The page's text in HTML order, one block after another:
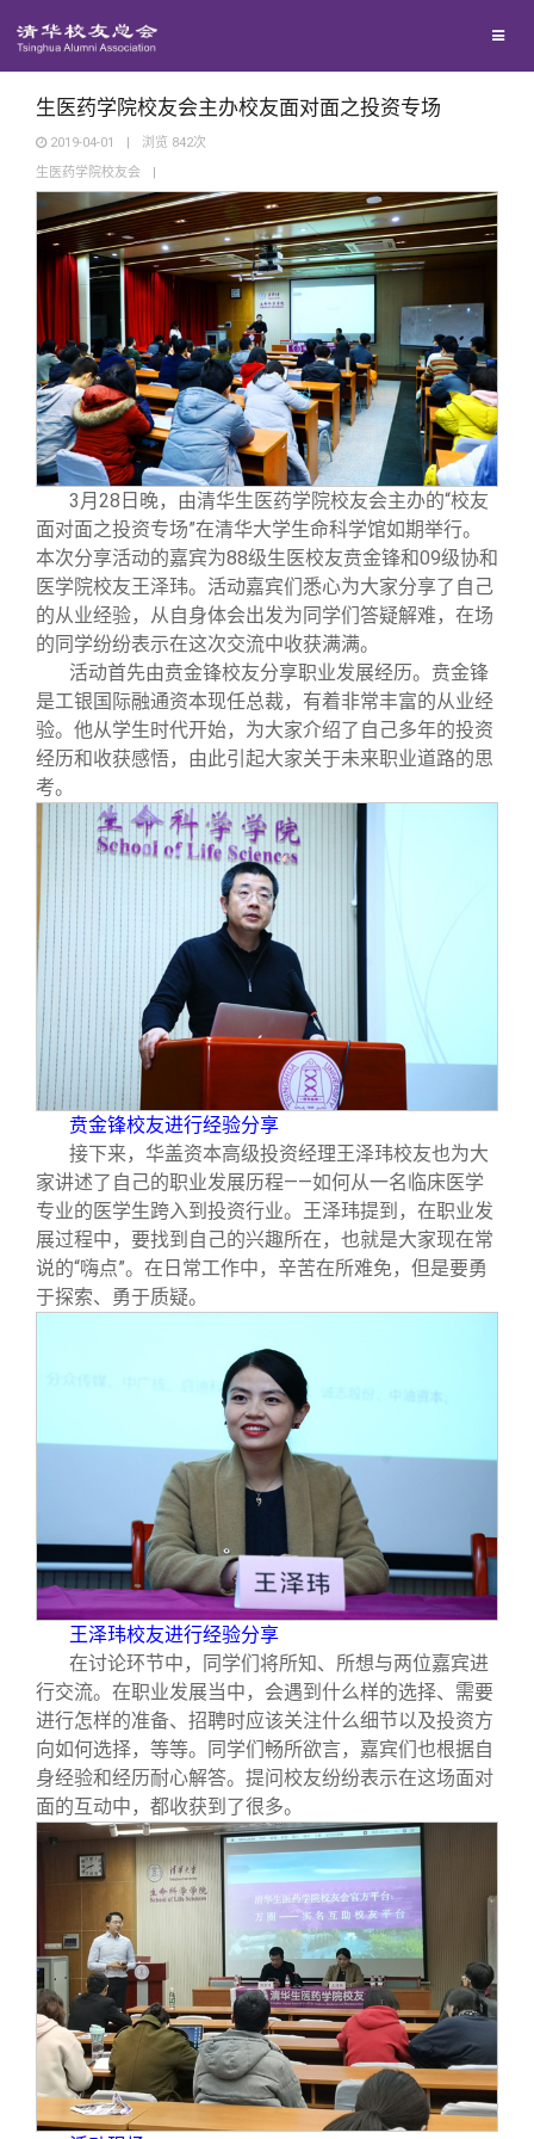
地区联络
院系校友工作
专业委员会
兴趣群体
西南联大校友会
回馈母校
捐赠新闻
捐赠纪事
捐赠方法
义工计划
《清华校友通讯》
《水木清华》
我要订阅
新媒体平台
百年清华
清华人物
清华故事
青春风采
校友文苑
校友讲坛
校友视界
校友服务
终身学习
信息化服务
三创大赛
实用信息
校友总会
总会简介
会长致辞
总会章程
理事会名单
制度法规
联系我们
关闭
生医药学院校友会主办校友面对面之投资专场
2019-04-01 | 浏览 842次
生医药学院校友会
|
3 月28日晚，由清华生医药学院校友会主办的“校友
面对面之投资专场”在清华大学生命科学馆如期举行。
本次分享活动的嘉宾为88级生医校友贲金锋和09级协和
医学院校友王泽玮。活动嘉宾们悉心为大家分享了自己
的从业经验，从自身体会出发为同学们答疑解难，在场
的同学纷纷表示在这次交流中收获满满。
活动首先由贲金锋校友分享职业发展经历。贲金锋
是工银国际融通资本现任总裁，有着非常丰富的从业经
验。他从学生时代开始，为大家介绍了自己多年的投资
经历和收获感悟，由此引起大家关于未来职业道路的思
考。
贲金锋校友进行经验分享
接下来，华盖资本高级投资经理王泽玮校友也为大
家讲述了自己的职业发展历程——如何从一名临床医学
专业的医学生跨入到投资行业。王泽玮提到，在职业发
展过程中，要找到自己的兴趣所在，也就是大家现在常
说的“嗨点”。在日常工作中，辛苦在所难免，但是要勇
于探索、勇于质疑。
王泽玮校友进行经验分享
在讨论环节中，同学们将所知、所想与两位嘉宾进
行交流。在职业发展当中，会遇到什么样的选择、需要
进行怎样的准备、招聘时应该关注什么细节以及投资方
向如何选择，等等。同学们畅所欲言，嘉宾们也根据自
身经验和经历耐心解答。提问校友纷纷表示在这场面对
面的互动中，都收获到了很多。